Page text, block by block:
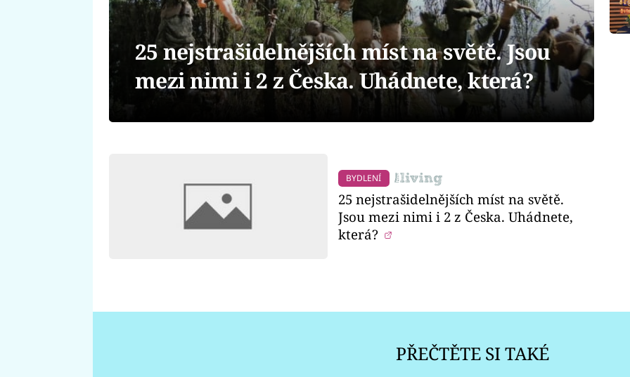
25 nejstrašidelnějších míst na světě. Jsou
mezi nimi i 2 z Česka. Uhádnete, která?
BYDLENÍ
25 nejstrašidelnějších míst na světě.
Jsou mezi nimi i 2 z Česka. Uhádnete,
která?
PŘEČTĚTE SI TAKÉ